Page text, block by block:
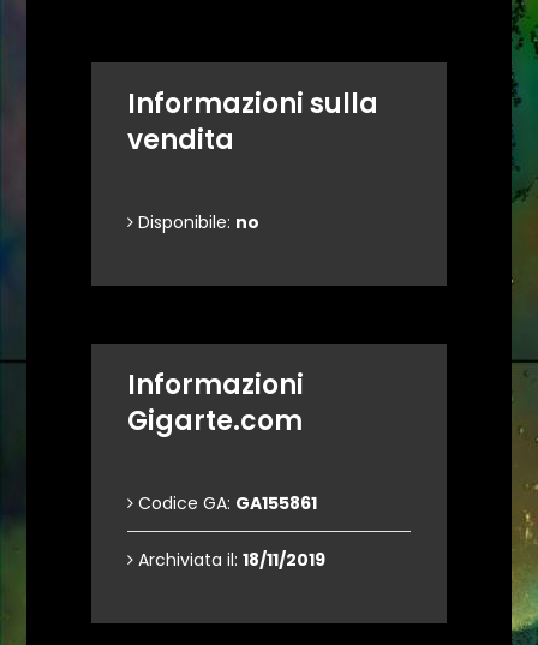
Informazioni sulla
vendita
Disponibile: no
Informazioni
Gigarte.com
Codice GA: GA155861
Archiviata il: 18/11/2019